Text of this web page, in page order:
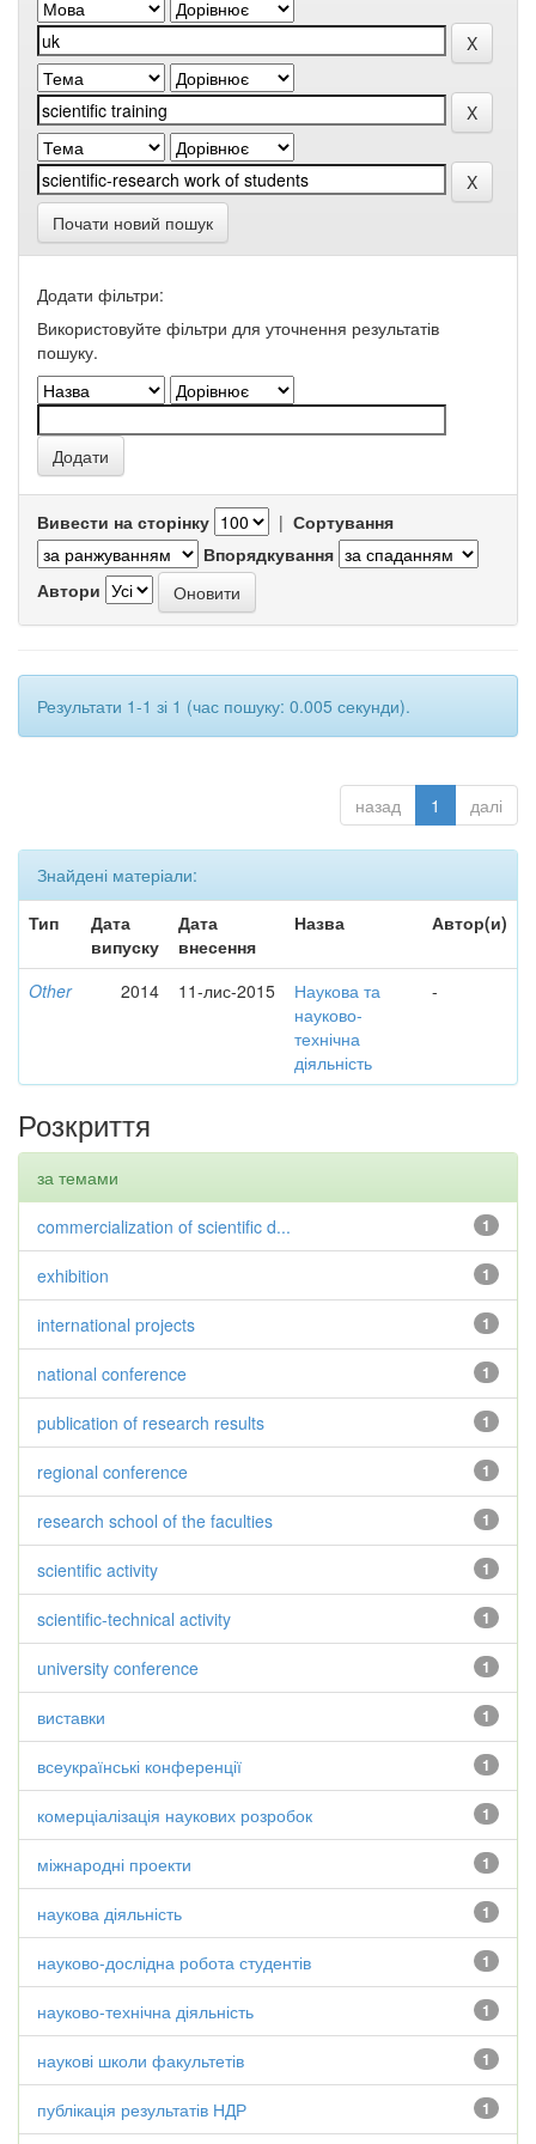
Почати новий пошук
Додати фільтри:
Використовуйте фільтри для уточнення результатів
пошуку.
Вивести на сторінку | Сортування
Впорядкування
Автори
Результати 1-1 зі 1 (час пошуку: 0.005 секунди).
назад 1 далі
Знайдені матеріали:
Тип
Дата
випуску
Дата
внесення
Назва Автор(и)
Other 2014 11-лис-2015
Наукова та
науково-
технічна
діяльність
-
Розкриття
за темами
1
commercialization of scientific d...
1
exhibition
1
international projects
1
national conference
1
publication of research results
1
regional conference
1
research school of the faculties
1
scientific activity
1
scientific-technical activity
1
university conference
1
виставки
1
всеукраїнські конференції
1
комерціалізація наукових розробок
1
міжнародні проекти
1
наукова діяльність
1
науково-дослідна робота студентів
1
науково-технічна діяльність
1
наукові школи факультетів
1
публікація результатів НДР